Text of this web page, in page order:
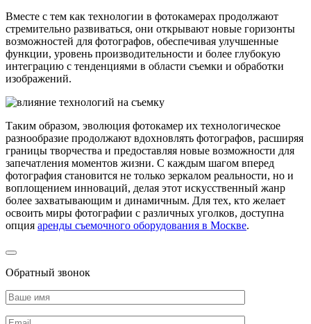
Вместе с тем как технологии в фотокамерах продолжают
стремительно развиваться, они открывают новые горизонты
возможностей для фотографов, обеспечивая улучшенные
функции, уровень производительности и более глубокую
интеграцию с тенденциями в области съемки и обработки
изображений.
Таким образом, эволюция фотокамер их технологическое
разнообразие продолжают вдохновлять фотографов, расширяя
границы творчества и предоставляя новые возможности для
запечатления моментов жизни. С каждым шагом вперед
фотография становится не только зеркалом реальности, но и
воплощением инноваций, делая этот искусственный жанр
более захватывающим и динамичным. Для тех, кто желает
освоить миры фотографии с различных уголков, доступна
опция аренды съемочного оборудования в Москве.
Обратный звонок